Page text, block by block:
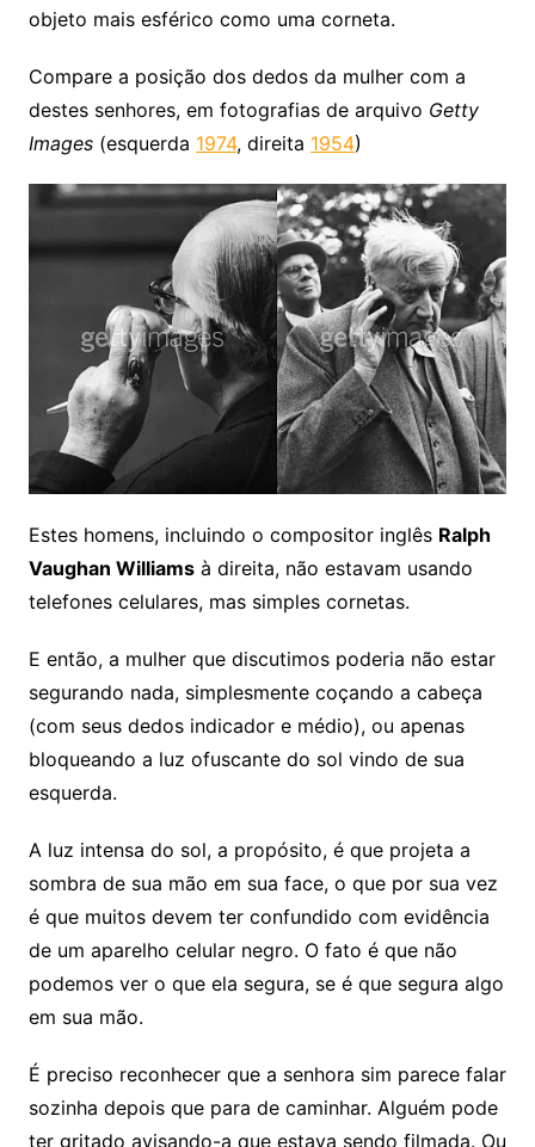
objeto mais esférico como uma corneta.
Compare a posição dos dedos da mulher com a
destes senhores, em fotografias de arquivo Getty
Images(esquerda 1974, direita 1954)
Estes homens, incluindo o compositor inglês Ralph
Vaughan Williamsà direita, não estavam usando
telefones celulares, mas simples cornetas.
E então, a mulher que discutimos poderia não estar
segurando nada, simplesmente coçando a cabeça
(com seus dedos indicador e médio), ou apenas
bloqueando a luz ofuscante do sol vindo de sua
esquerda.
A luz intensa do sol, a propósito, é que projeta a
sombra de sua mão em sua face, o que por sua vez
é que muitos devem ter confundido com evidência
de um aparelho celular negro. O fato é que não
podemos ver o que ela segura, se é que segura algo
em sua mão.
É preciso reconhecer que a senhora sim parece falar
sozinha depois que para de caminhar. Alguém pode
ter gritado avisando-a que estava sendo filmada. Ou